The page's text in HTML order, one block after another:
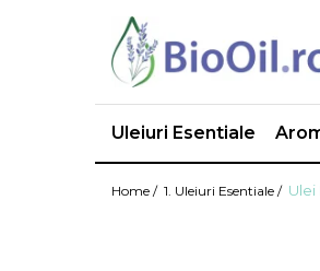
Uleiuri Esentiale
Home / 1. Uleiuri Esentiale / Ulei